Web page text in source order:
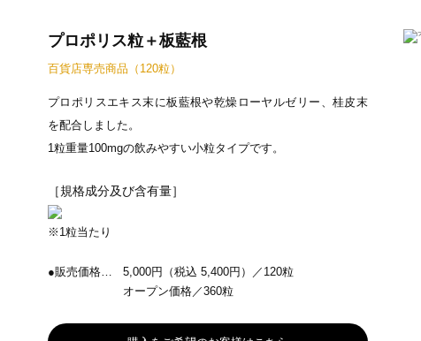
プロポリス粒＋板藍根
百貨店専売商品（120粒）
プロポリスエキス末に板藍根や乾燥ローヤルゼリー、桂皮末
を配合しました。
1粒重量100mgの飲みやすい小粒タイプです。
［規格成分及び含有量］
※1粒当たり
●販売価格…
5,000円（税込 5,400円）／120粒
オープン価格／360粒